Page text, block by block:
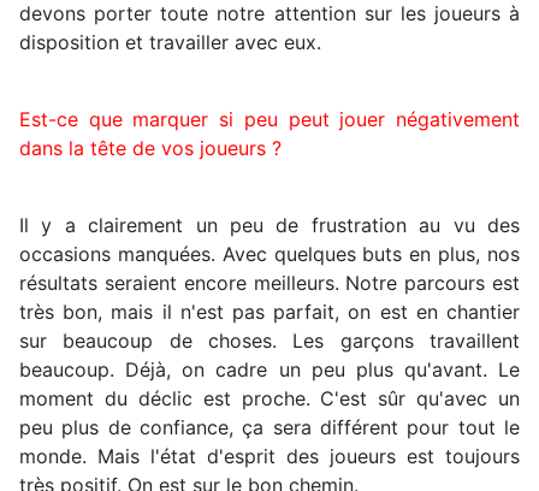
devons porter toute notre attention sur les joueurs à
disposition et travailler avec eux.
Est-ce que marquer si peu peut jouer négativement
dans la tête de vos joueurs ?
Il y a clairement un peu de frustration au vu des
occasions manquées. Avec quelques buts en plus, nos
résultats seraient encore meilleurs. Notre parcours est
très bon, mais il n'est pas parfait, on est en chantier
sur beaucoup de choses. Les garçons travaillent
beaucoup. Déjà, on cadre un peu plus qu'avant. Le
moment du déclic est proche. C'est sûr qu'avec un
peu plus de confiance, ça sera différent pour tout le
monde. Mais l'état d'esprit des joueurs est toujours
très positif. On est sur le bon chemin.